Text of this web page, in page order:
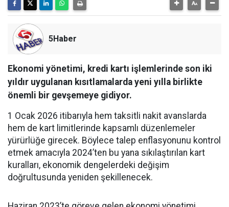
5Haber
Ekonomi yönetimi, kredi kartı işlemlerinde son iki
yıldır uygulanan kısıtlamalarda yeni yılla birlikte
önemli bir gevşemeye gidiyor.
1 Ocak 2026 itibarıyla hem taksitli nakit avanslarda
hem de kart limitlerinde kapsamlı düzenlemeler
yürürlüğe girecek. Böylece talep enflasyonunu kontrol
etmek amacıyla 2024’ten bu yana sıkılaştırılan kart
kuralları, ekonomik dengelerdeki değişim
doğrultusunda yeniden şekillenecek.